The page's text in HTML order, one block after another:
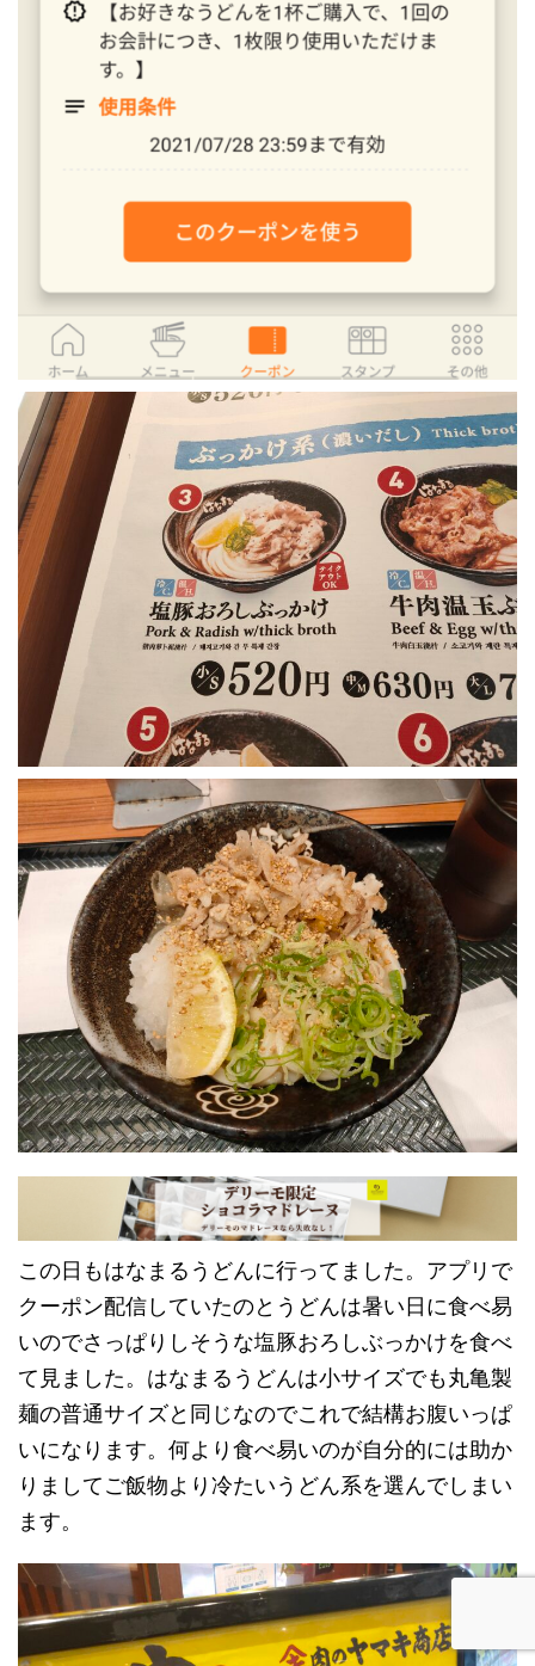
この日もはなまるうどんに行ってました。アプリで
クーポン配信していたのとうどんは暑い日に食べ易
いのでさっぱりしそうな塩豚おろしぶっかけを食べ
て見ました。はなまるうどんは小サイズでも丸亀製
麺の普通サイズと同じなのでこれで結構お腹いっぱ
いになります。何より食べ易いのが自分的には助か
りましてご飯物より冷たいうどん系を選んでしまい
ます。